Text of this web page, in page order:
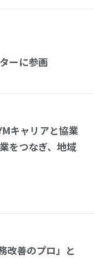
ーに参画
キャリアと協業
をつなぎ、地域
改善のプロ」と